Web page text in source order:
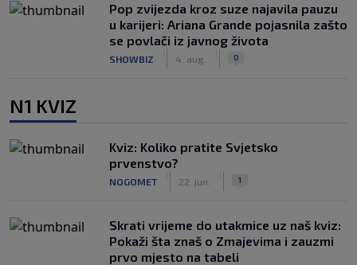
Pop zvijezda kroz suze najavila pauzu
u karijeri: Ariana Grande pojasnila zašto
se povlači iz javnog života
SHOWBIZ 4. aug. 0
N1 KVIZ
Kviz: Koliko pratite Svjetsko
prvenstvo?
NOGOMET 22. jun. 1
Skrati vrijeme do utakmice uz naš kviz:
Pokaži šta znaš o Zmajevima i zauzmi
prvo mjesto na tabeli